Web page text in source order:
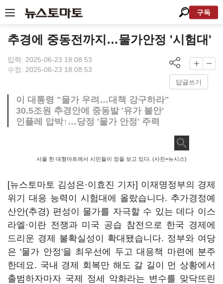
구독
추경에 중동전까지…물가안정 '시험대'
입력: 2025-06-23 18:08:53
수정: 2025-06-23 18:08:53
답글쓰기
이 대통령 "물가 우려…대책 강구하라"
30.5조원 추경안에 중동발 '유가 불안'
인플레 압박↑…당정 '물가 안정' 주력
서울 한 대형마트에서 시민들이 장을 보고 있다. (사진=뉴시스)
[뉴스토마토 김성은·이효진 기자] 이재명정부의 경제
위기 대응 능력이 시험대에 올랐습니다. 추가경정예
산안(추경) 편성이 물가를 자극할 수 있는 데다 이스
라엘·이란 전쟁과 미국 공습 참전으로 한국 경제에
드리운 경제 불확실성이 확대됐습니다. 정부와 여당
은 '물가 안정'을 최우선에 두고 대응책 마련에 분주
한데요. 국내 경제 회복만 해도 갈 길이 먼 상황에서
출범하자마자 국제 정세 악화라는 변수를 맞닥뜨린